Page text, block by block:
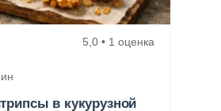
5,0 • 1 оценка
в кукурузной